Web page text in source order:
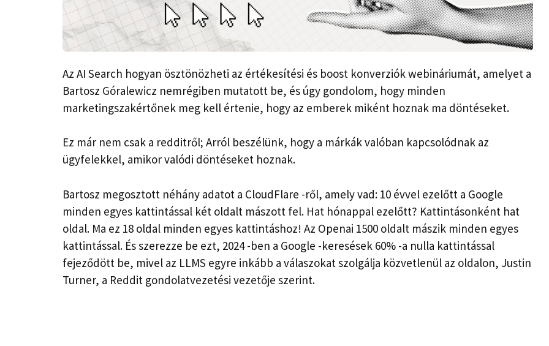
Az AI Search hogyan ösztönözheti az értékesítési és boost konverziók webináriumát, amelyet a
Bartosz Góralewicz nemrégiben mutatott be, és úgy gondolom, hogy minden
marketingszakértőnek meg kell értenie, hogy az emberek miként hoznak ma döntéseket.
Ez már nem csak a redditről; Arról beszélünk, hogy a márkák valóban kapcsolódnak az
ügyfelekkel, amikor valódi döntéseket hoznak.
Bartosz megosztott néhány adatot a CloudFlare -ről, amely vad: 10 évvel ezelőtt a Google
minden egyes kattintással két oldalt mászott fel. Hat hónappal ezelőtt? Kattintásonként hat
oldal. Ma ez 18 oldal minden egyes kattintáshoz! Az Openai 1500 oldalt mászik minden egyes
kattintással. És szerezze be ezt, 2024 -ben a Google -keresések 60% -a nulla kattintással
fejeződött be, mivel az LLMS egyre inkább a válaszokat szolgálja közvetlenül az oldalon, Justin
Turner, a Reddit gondolatvezetési vezetője szerint.